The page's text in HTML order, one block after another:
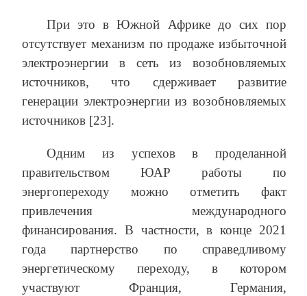
При это в Южной Африке до сих пор
отсутствует механизм по продаже избыточной
электроэнергии в сеть из возобновляемых
источников, что сдерживает развитие
генерации электроэнергии из возобновляемых
источников [23].
Одним из успехов в проделанной
правительством ЮАР работы по
энергопереходу можно отметить факт
привлечения международного
финансирования. В частности, в конце 2021
года партнерство по справедливому
энергетическому переходу, в котором
участвуют Франция, Германия,